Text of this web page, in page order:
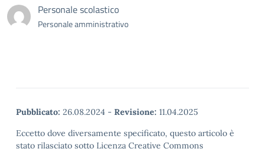
Personale scolastico
Personale amministrativo
Pubblicato: 26.08.2024 - Revisione: 11.04.2025
Eccetto dove diversamente specificato, questo articolo è
stato rilasciato sotto Licenza Creative Commons